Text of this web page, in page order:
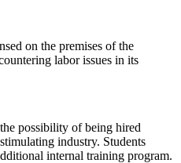
on the premises of the
labor issues in its
possibility of being hired
industry. Students
internal training program.